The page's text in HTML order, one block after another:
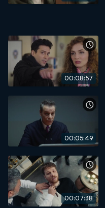
00:08:57
00:05:49
00:07:38